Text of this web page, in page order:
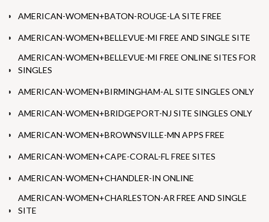
AMERICAN-WOMEN+BATON-ROUGE-LA SITE FREE
AMERICAN-WOMEN+BELLEVUE-MI FREE AND SINGLE SITE
AMERICAN-WOMEN+BELLEVUE-MI FREE ONLINE SITES FOR
SINGLES
AMERICAN-WOMEN+BIRMINGHAM-AL SITE SINGLES ONLY
AMERICAN-WOMEN+BRIDGEPORT-NJ SITE SINGLES ONLY
AMERICAN-WOMEN+BROWNSVILLE-MN APPS FREE
AMERICAN-WOMEN+CAPE-CORAL-FL FREE SITES
AMERICAN-WOMEN+CHANDLER-IN ONLINE
AMERICAN-WOMEN+CHARLESTON-AR FREE AND SINGLE
SITE